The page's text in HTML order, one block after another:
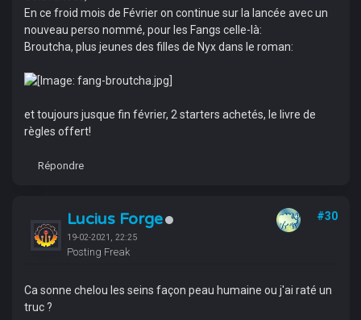
En ce froid mois de Février on continue sur la lancée avec un
nouveau perso nommé, pour les Fangs celle-là:
Broutcha, plus jeunes des filles de Nyx dans le roman:
et toujours jusque fin février, 2 starters achetés, le livre de
règles offert!
Répondre
Lucius Forge
19-02-2021, 22:25
Posting Freak
#30
Ca sonne chelou les seins façon peau humaine ou j'ai raté un
truc ?